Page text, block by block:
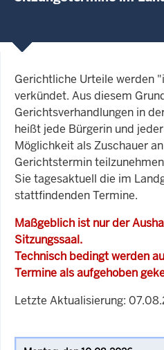
Gerichtliche Urteile werden
verkündet. Aus diesem
Gerichtsverhandlungen in
heißt jede Bürgerin und
Möglichkeit als Zuschauer
Gerichtstermin
Sie tagesaktuell die im
stattfindenden Termine.
Maßgeblich ist nur der
Sitzungssaal.
Technisch bedingt werden
Termine als aufgehoben
Letzte Aktualisierung: